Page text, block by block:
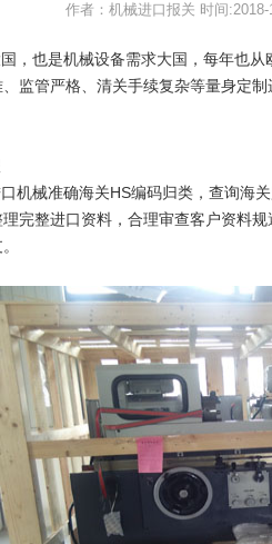
作者：机械进口报关 时间
，也是机械设备需求大国，每年也
监管严格、清关手续复杂等量身定
机械准确海关HS编码归类，查询海
完整进口资料，合理审查客户资料